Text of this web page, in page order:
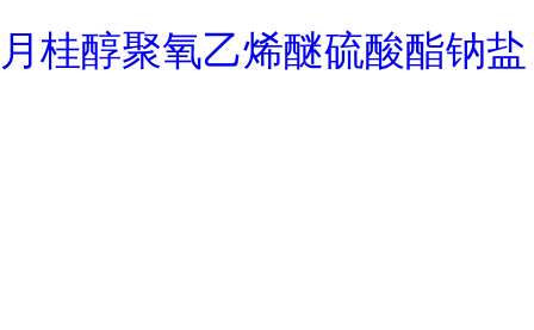
月桂醇聚氧乙烯醚硫酸酯钠盐